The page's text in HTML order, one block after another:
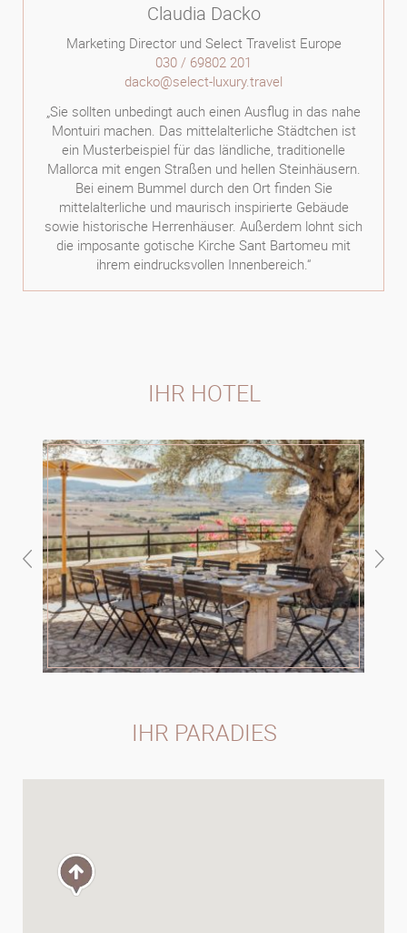
Claudia Dacko
Marketing Director und Select Travelist Europe
030 / 69802 201
dacko@select-luxury.travel
„Sie sollten unbedingt auch einen Ausflug in das nahe
Montuiri machen. Das mittelalterliche Städtchen ist
ein Musterbeispiel für das ländliche, traditionelle
Mallorca mit engen Straßen und hellen Steinhäusern.
Bei einem Bummel durch den Ort finden Sie
mittelalterliche und maurisch inspirierte Gebäude
sowie historische Herrenhäuser. Außerdem lohnt sich
die imposante gotische Kirche Sant Bartomeu mit
ihrem eindrucksvollen Innenbereich.“
IHR HOTEL
IHR PARADIES